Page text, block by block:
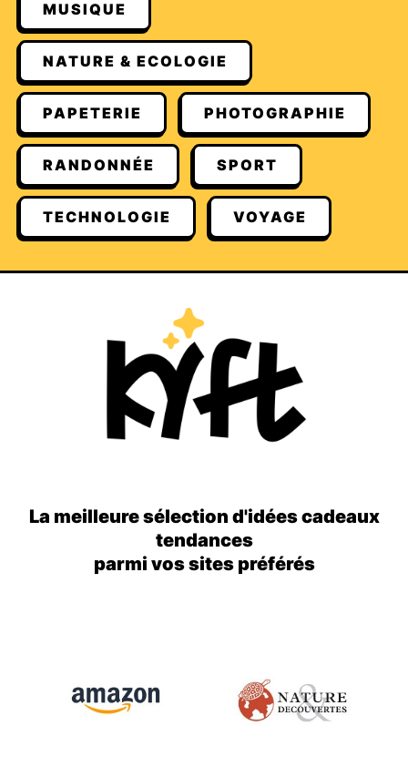
MUSIQUE
NATURE & ECOLOGIE
PAPETERIE PHOTOGRAPHIE
RANDONNÉE SPORT
TECHNOLOGIE VOYAGE
La meilleure sélection d'idées cadeaux
tendances
parmi vos sites préférés